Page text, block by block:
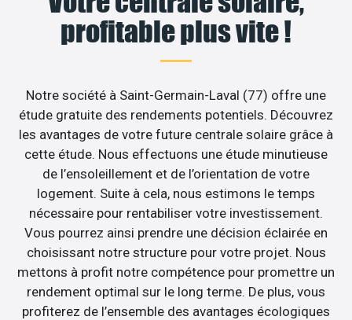
profitable plus vite !
Notre société à Saint-Germain-Laval (77) offre une
étude gratuite des rendements potentiels. Découvrez
les avantages de votre future centrale solaire grâce à
cette étude. Nous effectuons une étude minutieuse
de l’ensoleillement et de l’orientation de votre
logement. Suite à cela, nous estimons le temps
nécessaire pour rentabiliser votre investissement.
Vous pourrez ainsi prendre une décision éclairée en
choisissant notre structure pour votre projet. Nous
mettons à profit notre compétence pour promettre un
rendement optimal sur le long terme. De plus, vous
profiterez de l’ensemble des avantages écologiques